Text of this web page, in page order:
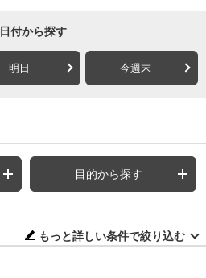
日付から探す
明日 今週末
目的から探す
もっと詳しい条件で絞り込む